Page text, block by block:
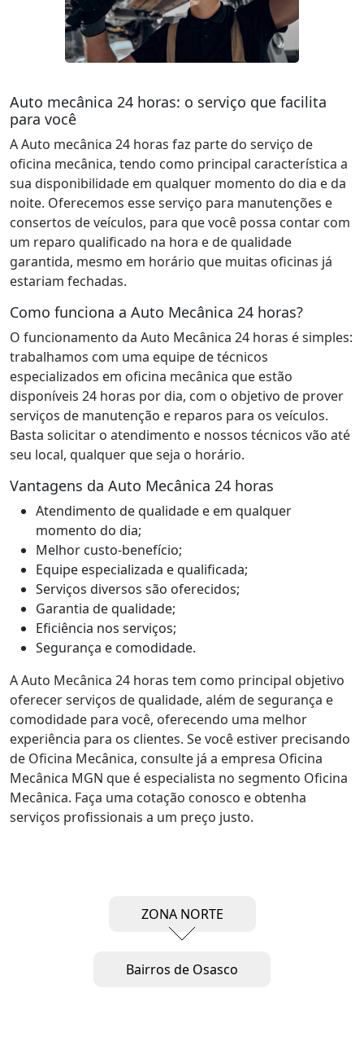
Auto mecânica 24 horas: o serviço que facilita
para você
A Auto mecânica 24 horas faz parte do serviço de
oficina mecânica, tendo como principal característica a
sua disponibilidade em qualquer momento do dia e da
noite. Oferecemos esse serviço para manutenções e
consertos de veículos, para que você possa contar com
um reparo qualificado na hora e de qualidade
garantida, mesmo em horário que muitas oficinas já
estariam fechadas.
Como funciona a Auto Mecânica 24 horas?
O funcionamento da Auto Mecânica 24 horas é simples:
trabalhamos com uma equipe de técnicos
especializados em oficina mecânica que estão
disponíveis 24 horas por dia, com o objetivo de prover
serviços de manutenção e reparos para os veículos.
Basta solicitar o atendimento e nossos técnicos vão até
seu local, qualquer que seja o horário.
Vantagens da Auto Mecânica 24 horas
Atendimento de qualidade e em qualquer
momento do dia;
Melhor custo-benefício;
Equipe especializada e qualificada;
Serviços diversos são oferecidos;
Garantia de qualidade;
Eficiência nos serviços;
Segurança e comodidade.
A Auto Mecânica 24 horas tem como principal objetivo
oferecer serviços de qualidade, além de segurança e
comodidade para você, oferecendo uma melhor
experiência para os clientes. Se você estiver precisando
de Oficina Mecânica, consulte já a empresa Oficina
Mecânica MGN que é especialista no segmento Oficina
Mecânica. Faça uma cotação conosco e obtenha
serviços profissionais a um preço justo.
ZONA NORTE
Bairros de Osasco